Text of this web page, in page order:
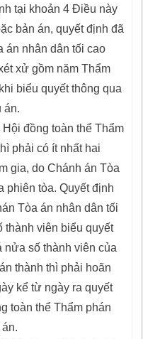
tại khoản 4 Điều này
bản án, quyết định đã
án nhân dân tối cao
xử gồm năm Thẩm
biểu quyết thông qua
án.
đồng toàn thể Thẩm
phải có ít nhất hai
gia, do Chánh án Tòa
phiên tòa. Quyết định
Tòa án nhân dân tối
viên biểu quyết
nửa số thành viên của
thành thì phải hoãn
kể từ ngày ra quyết
toàn thể Thẩm phán